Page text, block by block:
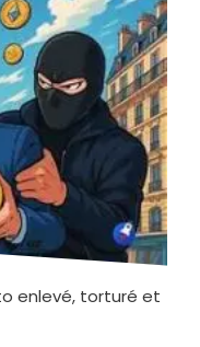
enlevé, torturé et